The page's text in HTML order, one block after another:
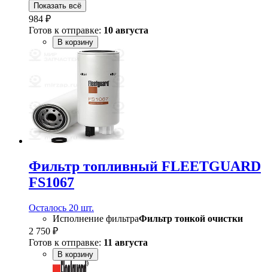
Показать всё
984 ₽
Готов к отправке: 10 августа
В корзину
Фильтр топливный FLEETGUARD
FS1067
Осталось 20 шт.
Исполнение фильтраФильтр тонкой очистки
2 750 ₽
Готов к отправке: 11 августа
В корзину